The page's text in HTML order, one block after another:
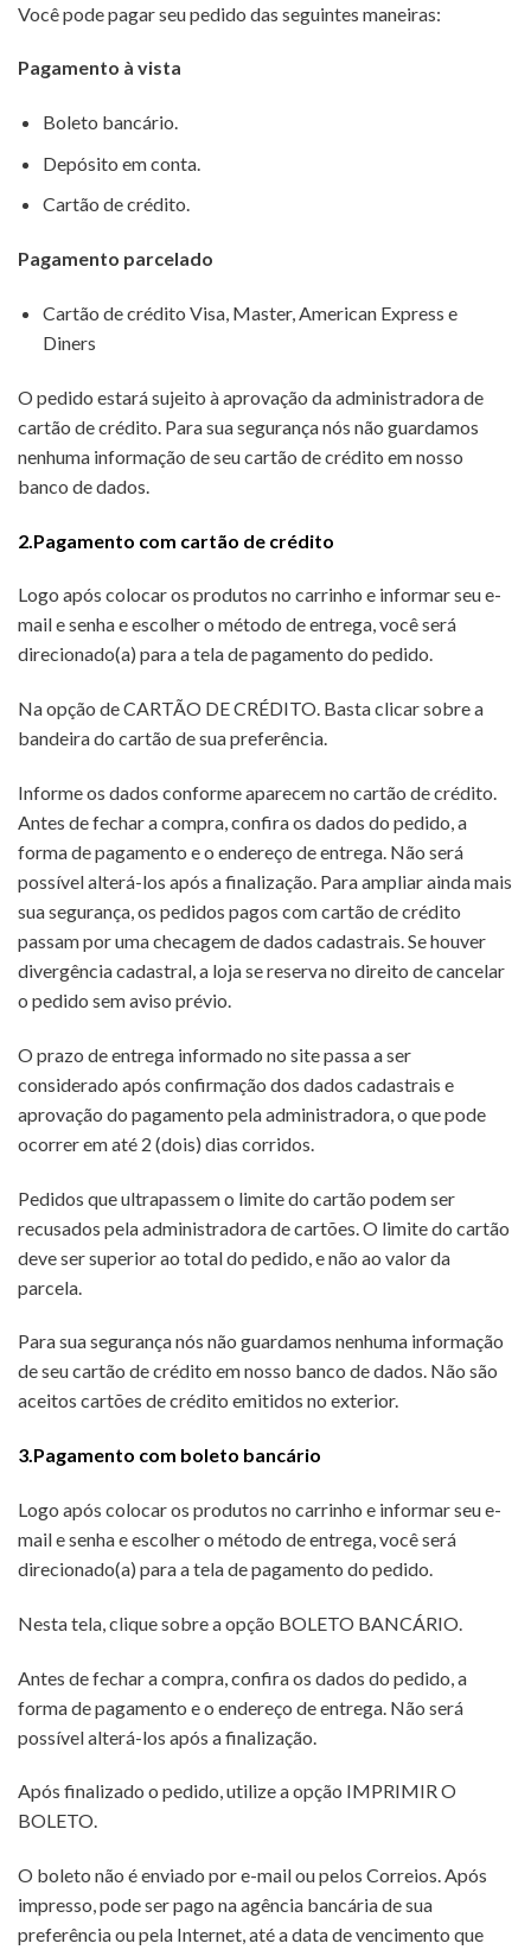
Você pode pagar seu pedido das seguintes maneiras:
Pagamento à vista
Boleto bancário.
Depósito em conta.
Cartão de crédito.
Pagamento parcelado
Cartão de crédito Visa, Master, American Express e
Diners
O pedido estará sujeito à aprovação da administradora de
cartão de crédito. Para sua segurança nós não guardamos
nenhuma informação de seu cartão de crédito em nosso
banco de dados.
2.Pagamento com cartão de crédito
Logo após colocar os produtos no carrinho e informar seu e-
mail e senha e escolher o método de entrega, você será
direcionado(a) para a tela de pagamento do pedido.
Na opção de CARTÃO DE CRÉDITO. Basta clicar sobre a
bandeira do cartão de sua preferência.
Informe os dados conforme aparecem no cartão de crédito.
Antes de fechar a compra, confira os dados do pedido, a
forma de pagamento e o endereço de entrega. Não será
possível alterá-los após a finalização. Para ampliar ainda mais
sua segurança, os pedidos pagos com cartão de crédito
passam por uma checagem de dados cadastrais. Se houver
divergência cadastral, a loja se reserva no direito de cancelar
o pedido sem aviso prévio.
O prazo de entrega informado no site passa a ser
considerado após confirmação dos dados cadastrais e
aprovação do pagamento pela administradora, o que pode
ocorrer em até 2 (dois) dias corridos.
Pedidos que ultrapassem o limite do cartão podem ser
recusados pela administradora de cartões. O limite do cartão
deve ser superior ao total do pedido, e não ao valor da
parcela.
Para sua segurança nós não guardamos nenhuma informação
de seu cartão de crédito em nosso banco de dados. Não são
aceitos cartões de crédito emitidos no exterior.
3.Pagamento com boleto bancário
Logo após colocar os produtos no carrinho e informar seu e-
mail e senha e escolher o método de entrega, você será
direcionado(a) para a tela de pagamento do pedido.
Nesta tela, clique sobre a opção BOLETO BANCÁRIO.
Antes de fechar a compra, confira os dados do pedido, a
forma de pagamento e o endereço de entrega. Não será
possível alterá-los após a finalização.
Após finalizado o pedido, utilize a opção IMPRIMIR O
BOLETO.
O boleto não é enviado por e-mail ou pelos Correios. Após
impresso, pode ser pago na agência bancária de sua
preferência ou pela Internet, até a data de vencimento que